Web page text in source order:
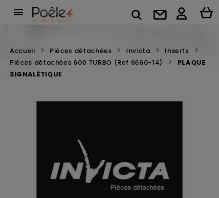

Accueil Pièces détachées Invicta
Inserts
Pièces détachées 600 TURBO (Ref 6660-14)
PLAQUE
SIGNALÉTIQUE